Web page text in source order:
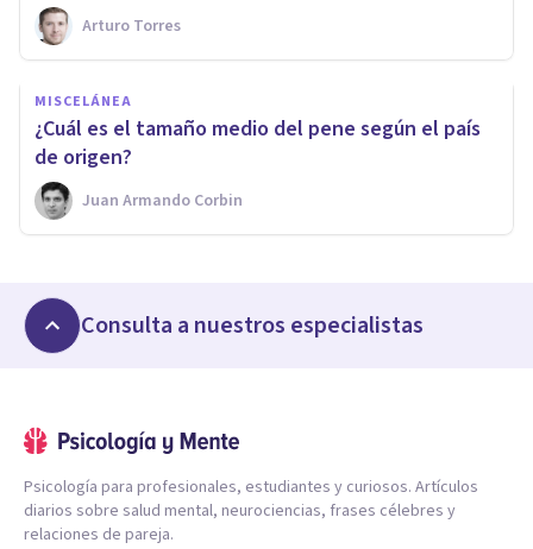
Arturo Torres
MISCELÁNEA
¿Cuál es el tamaño medio del pene según el país
de origen?
Juan Armando Corbin
Consulta a nuestros especialistas
Psicología para profesionales, estudiantes y curiosos. Artículos
diarios sobre salud mental, neurociencias, frases célebres y
relaciones de pareja.